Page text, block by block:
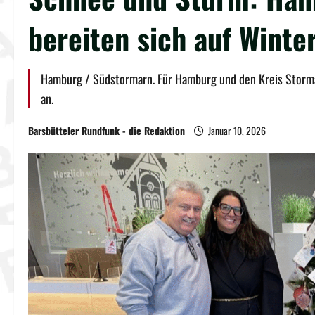
bereiten sich auf
Hamburg / Südstormarn. Für Hamburg und den Kreis
an.
Barsbütteler Rundfunk - die Redaktion Januar 10, 2026